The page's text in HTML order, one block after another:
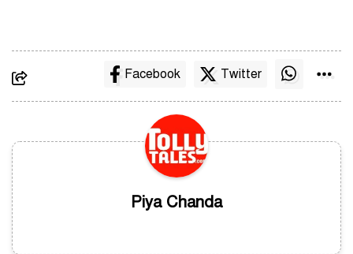
Facebook Twitter
Piya Chanda